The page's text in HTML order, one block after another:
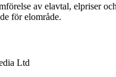
av elavtal, elpriser
för elområde.
Ltd